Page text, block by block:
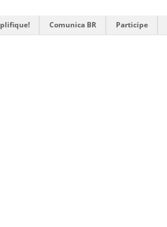
Comunica BR Participe